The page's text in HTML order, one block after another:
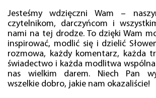
Jesteśmy wdzięczni Wam –
czytelnikom, darczyńcom i
nami na tej drodze. To dzięki Wam
inspirować, modlić się i dzielić
rozmowa, każdy komentarz, każda
świadectwo i każda modlitwa wspólna
nas wielkim darem. Niech Pan
wszelkie dobro, jakie nam okazaliście!